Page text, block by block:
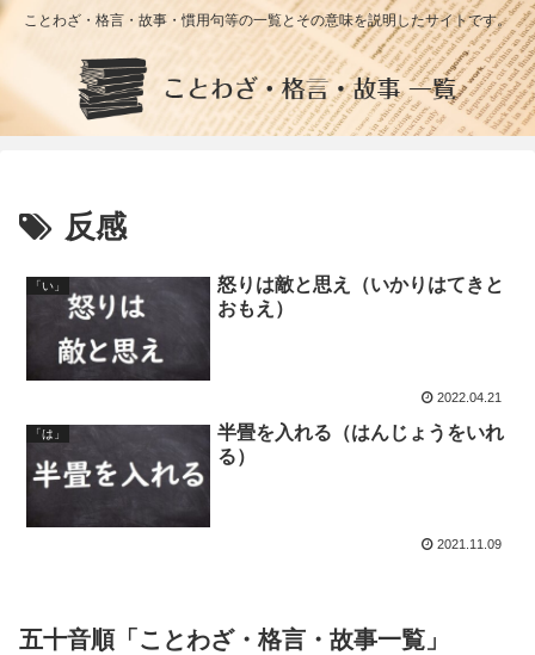
ことわざ・格言・故事・慣用句等の一覧とその意味を説明したサイトです。
反感
「い」
怒りは敵と思え（いかりはてきと
おもえ）
2022.04.21
「は」
半畳を入れる（はんじょうをいれ
る）
2021.11.09
五十音順「ことわざ・格言・故事一覧」